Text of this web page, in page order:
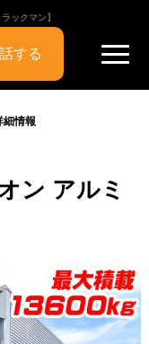
ックマン】
する
細情報
ン アルミ